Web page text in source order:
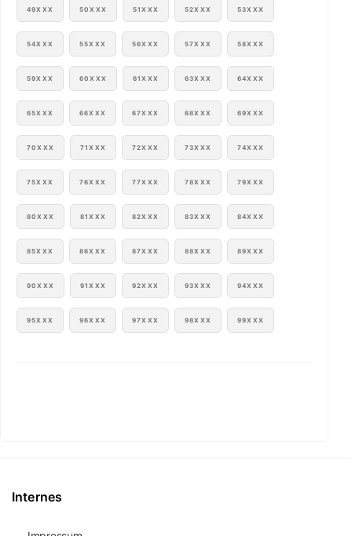
49XXX 50XXX 51XXX 52XXX 53XXX
54XXX 55XXX 56XXX 57XXX 58XXX
59XXX 60XXX 61XXX 63XXX 64XXX
65XXX 66XXX 67XXX 68XXX 69XXX
70XXX 71XXX 72XXX 73XXX 74XXX
75XXX 76XXX 77XXX 78XXX 79XXX
80XXX 81XXX 82XXX 83XXX 84XXX
85XXX 86XXX 87XXX 88XXX 89XXX
90XXX 91XXX 92XXX 93XXX 94XXX
95XXX 96XXX 97XXX 98XXX 99XXX
Internes